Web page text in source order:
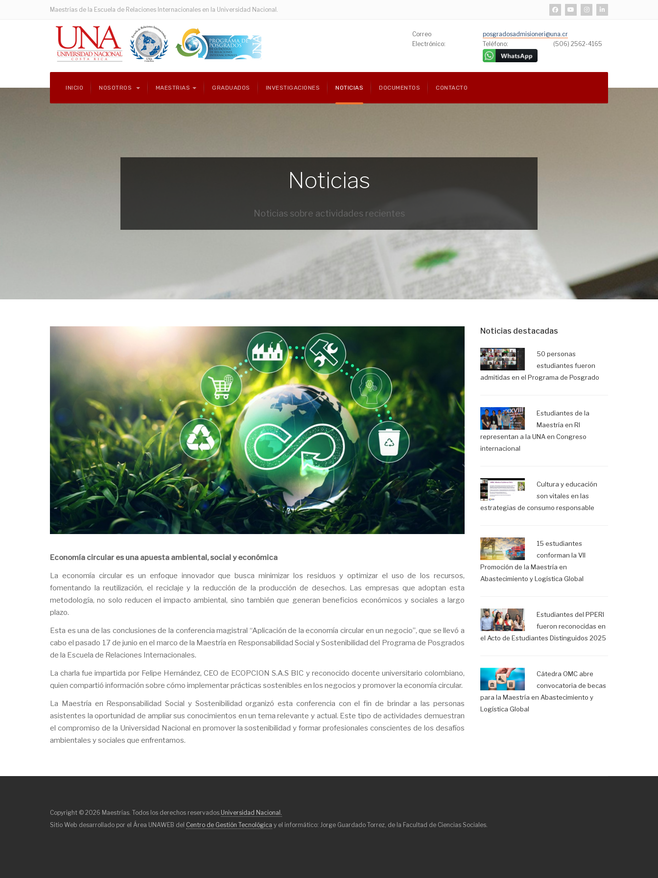
Maestrías de la Escuela de Relaciones Internacionales en la Universidad Nacional.
Correo
Electrónico:
posgradosadmisioneri@una.cr
Teléfono:
(506) 2562-4165
INICIO NOSOTROS MAESTRIAS GRADUADOS INVESTIGACIONES NOTICIAS DOCUMENTOS CONTACTO
Noticias
Noticias sobre actividades recientes
Economía circular es una apuesta ambiental, social y económica
La economía circular es un enfoque innovador que busca minimizar los residuos y optimizar el uso de los recursos,
fomentando la reutilización, el reciclaje y la reducción de la producción de desechos. Las empresas que adoptan esta
metodología, no solo reducen el impacto ambiental, sino también que generan beneficios económicos y sociales a largo
plazo.
Esta es una de las conclusiones de la conferencia magistral “Aplicación de la economía circular en un negocio”, que se llevó a
cabo el pasado 17 de junio en el marco de la Maestría en Responsabilidad Social y Sostenibilidad del Programa de Posgrados
de la Escuela de Relaciones Internacionales.
La charla fue impartida por Felipe Hernández, CEO de ECOPCION S.A.S BIC y reconocido docente universitario colombiano,
quien compartió información sobre cómo implementar prácticas sostenibles en los negocios y promover la economía circular.
La Maestría en Responsabilidad Social y Sostenibilidad organizó esta conferencia con el fin de brindar a las personas
asistentes la oportunidad de ampliar sus conocimientos en un tema relevante y actual. Este tipo de actividades demuestran
el compromiso de la Universidad Nacional en promover la sostenibilidad y formar profesionales conscientes de los desafíos
ambientales y sociales que enfrentamos.
Noticias destacadas
50 personas
estudiantes fueron
admitidas en el Programa de Posgrado
Estudiantes de la
Maestría en RI
representan a la UNA en Congreso
internacional
Cultura y educación
son vitales en las
estrategias de consumo responsable
15 estudiantes
conforman la VII
Promoción de la Maestría en
Abastecimiento y Logística Global
Estudiantes del PPERI
fueron reconocidas en
el Acto de Estudiantes Distinguidos 2025
Cátedra OMC abre
convocatoria de becas
para la Maestría en Abastecimiento y
Logística Global
Copyright © 2026 Maestrías. Todos los derechos reservados. Universidad Nacional.
Sitio Web desarrollado por el Área UNAWEB del Centro de Gestión Tecnológica y el informático: Jorge Guardado Torrez, de la Facultad de Ciencias Sociales.